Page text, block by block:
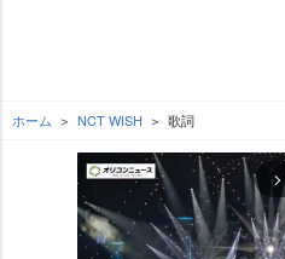
ホーム NCT WISH 歌詞
arrow_forward_ios